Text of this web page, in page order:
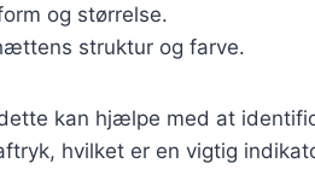
og størrelse.
struktur og farve.
kan hjælpe med at
hvilket er en vigtig